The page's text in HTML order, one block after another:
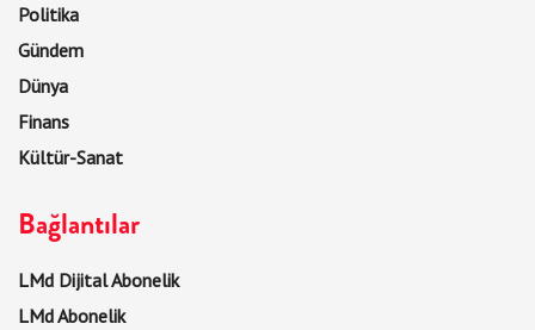
Politika
Gündem
Dünya
Finans
Kültür-Sanat
Bağlantılar
LMd Dijital Abonelik
LMd Abonelik